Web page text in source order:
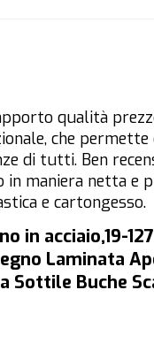
qualità
che
di tutti. Ben
maniera netta e
e cartongesso.
in acciaio,19-
Laminata
Sottile Buche